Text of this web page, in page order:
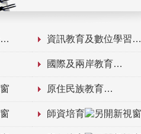
資訊教育及數位學習
國際及兩岸教育
原住民族教育
師資培育